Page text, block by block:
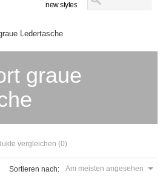
new styles
Ledertasche
graue
vergleichen (0)
Sortieren nach: Am meisten angesehen